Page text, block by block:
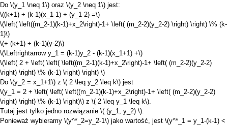
Do \(y_1 \neq 1\) oraz \(y_2 \neq 1\) jest:
\((k+1) + (k-1)(x_1-1) + (y_1-2) =\)
\(\left( \left((m_2-1)(k-1)+x_2\right)-1+ \left( (m_2-2)(y_2-2) \right) \right) \% (k-
1)\)
\(+ (k+1) + (k-1)(y-2)\)
\(\Leftrightarrow y_1 = (k-1)y_2 - (k-1)(x_1+1) +\)
\(\left( 2 + \left( \left( \left((m_2-1)(k-1)+x_2\right)-1+ \left( (m_2-2)(y_2-2)
\right) \right) \% (k-1) \right) \right) \)
Do \(y_2 = x_1+1\) z \( 2 \leq y_2 \leq k\) jest
\(y_1 = 2 + \left( \left( \left((m_2-1)(k-1)+x_2\right)-1+ \left( (m_2-2)(y_2-2)
\right) \right) \% (k-1) \right)\) z \( 2 \leq y_1 \leq k\)
Tutaj jest tylko jedno rozwiązanie \( (y_1, y_2) \)
Ponieważ wybieramy \(y^*_2=y_2-1\) jako wartość, jest \(y^*_1 = y_1-(k-1) <